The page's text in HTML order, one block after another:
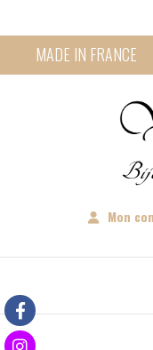
MADE IN
Mon